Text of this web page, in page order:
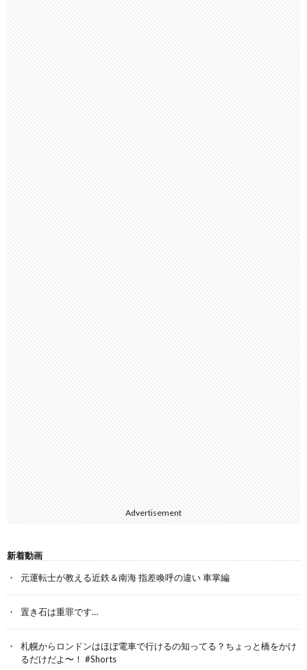
Advertisement
新着動画
元運転士が教える近鉄＆南海 指差喚呼の違い 車掌編
置き石は重罪です…
札幌からロンドンはほぼ電車で行けるの知ってる？ちょっと橋をかけ
るだけだよ〜！ #Shorts